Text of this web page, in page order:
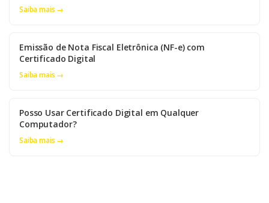
Saiba mais →
Emissão de Nota Fiscal Eletrônica (NF-e) com
Certificado Digital
Saiba mais →
Posso Usar Certificado Digital em Qualquer
Computador?
Saiba mais →